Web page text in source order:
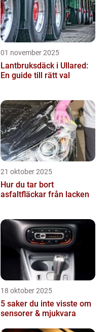
01 november 2025
Lantbruksdäck i Ullared:
En guide till rätt val
21 oktober 2025
Hur du tar bort
asfaltfläckar från lacken
18 oktober 2025
5 saker du inte visste om
sensorer & mjukvara